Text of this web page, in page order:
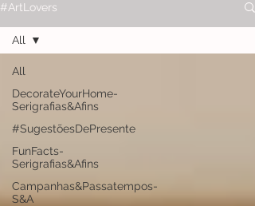
#ArtLovers
All
DecorateYourHome-
Serigrafias&Afins
#SugestõesDePresente
FunFacts-
Serigrafias&Afins
Campanhas&Passatempos-
S&A
All